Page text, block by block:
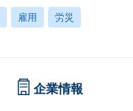
雇用 労災
企業情報